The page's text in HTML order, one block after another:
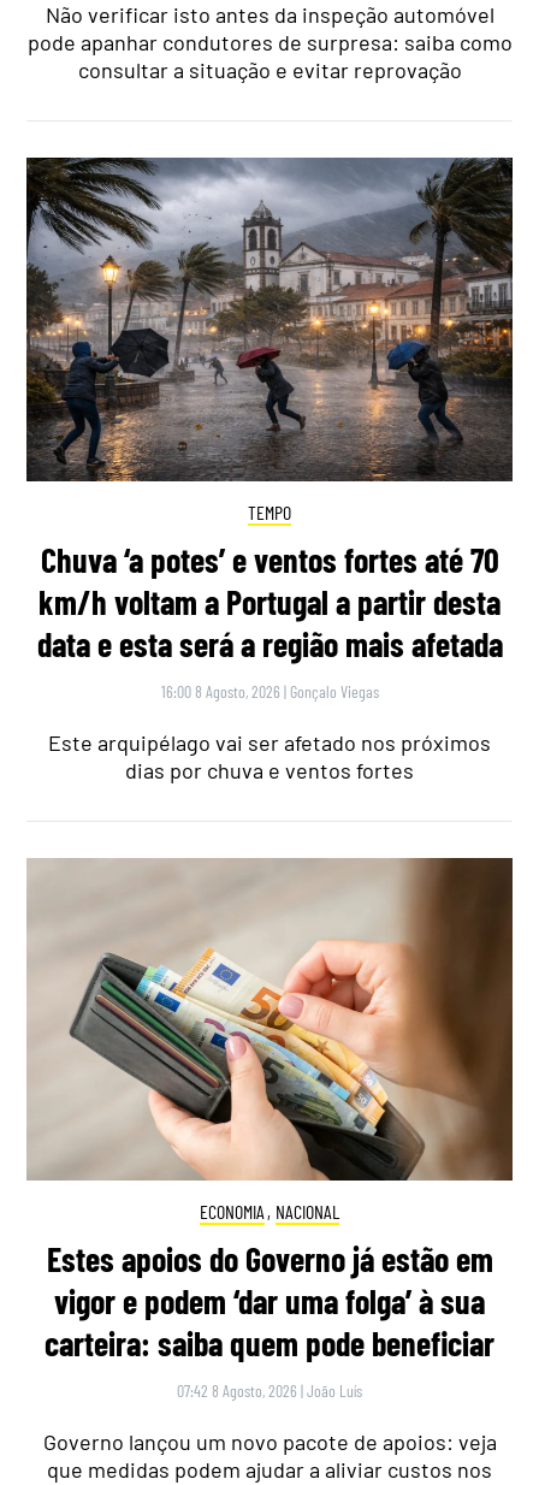
Não verificar isto antes da inspeção automóvel
pode apanhar condutores de surpresa: saiba como
consultar a situação e evitar reprovação
TEMPO
Chuva ‘a potes’ e ventos fortes até 70
km/h voltam a Portugal a partir desta
data e esta será a região mais afetada
16:00 8 Agosto, 2026 | Gonçalo Viegas
Este arquipélago vai ser afetado nos próximos
dias por chuva e ventos fortes
ECONOMIA , NACIONAL
Estes apoios do Governo já estão em
vigor e podem ‘dar uma folga’ à sua
carteira: saiba quem pode beneficiar
07:42 8 Agosto, 2026 |João Luís
Governo lançou um novo pacote de apoios: veja
que medidas podem ajudar a aliviar custos nos